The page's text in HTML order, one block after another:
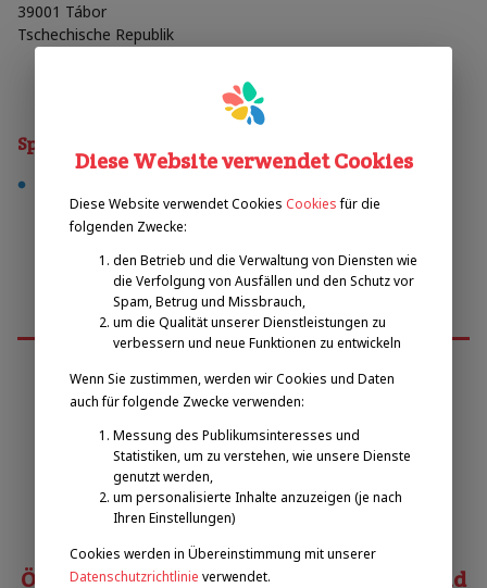
39001 Tábor
Tschechische Republik
Sporty
Emilova sportovní, z.s.
Pavel Zbožínek
zbozinek@emilova-sportovni.cz
+420 602 720 518
Österreichischer Behindertensportverband
Diese Website verwendet Cookies
Diese Website verwendet Cookies Cookies für die
folgenden Zwecke:
den Betrieb und die Verwaltung von Diensten wie
die Verfolgung von Ausfällen und den Schutz vor
Spam, Betrug und Missbrauch,
um die Qualität unserer Dienstleistungen zu
verbessern und neue Funktionen zu entwickeln
Wenn Sie zustimmen, werden wir Cookies und Daten
auch für folgende Zwecke verwenden:
Messung des Publikumsinteresses und
Statistiken, um zu verstehen, wie unsere Dienste
genutzt werden,
um personalisierte Inhalte anzuzeigen (je nach
Ihren Einstellungen)
Cookies werden in Übereinstimmung mit unserer
Datenschutzrichtlinie verwendet.